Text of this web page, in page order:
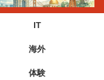
IT
海外
体験